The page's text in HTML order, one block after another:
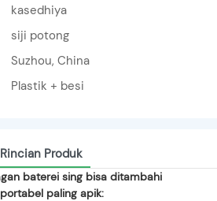
kasedhiya
siji potong
Suzhou, China
Plastik + besi
Rincian Produk
baterei sing bisa ditambahi
paling apik: